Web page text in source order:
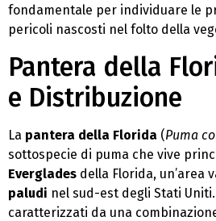
fondamentale per individuare le
pericoli nascosti nel folto della
Pantera della
e Distribuzione
La pantera della Florida (Puma
sottospecie di puma che vive
Everglades della Florida, un’area
paludi nel sud-est degli Stati
caratterizzati da una